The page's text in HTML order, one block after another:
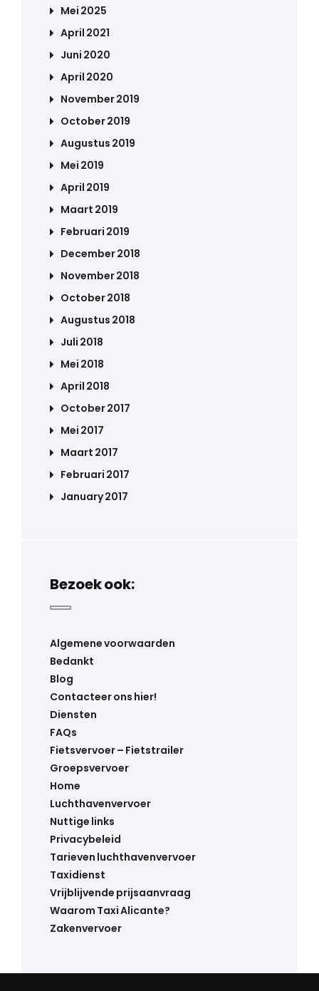
Mei 2025
April 2021
Juni 2020
April 2020
November 2019
October 2019
Augustus 2019
Mei 2019
April 2019
Maart 2019
Februari 2019
December 2018
November 2018
October 2018
Augustus 2018
Juli 2018
Mei 2018
April 2018
October 2017
Mei 2017
Maart 2017
Februari 2017
January 2017
Bezoek ook:
Algemene voorwaarden
Bedankt
Blog
Contacteer ons hier!
Diensten
FAQs
Fietsvervoer – Fietstrailer
Groepsvervoer
Home
Luchthavenvervoer
Nuttige links
Privacybeleid
Tarieven luchthavenvervoer
Taxidienst
Vrijblijvende prijsaanvraag
Waarom Taxi Alicante?
Zakenvervoer